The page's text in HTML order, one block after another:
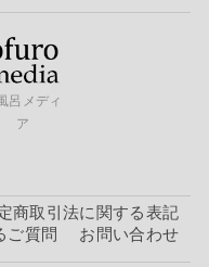
呂メディ
ア
商取引法に関する表記
ご質問 お問い合わせ